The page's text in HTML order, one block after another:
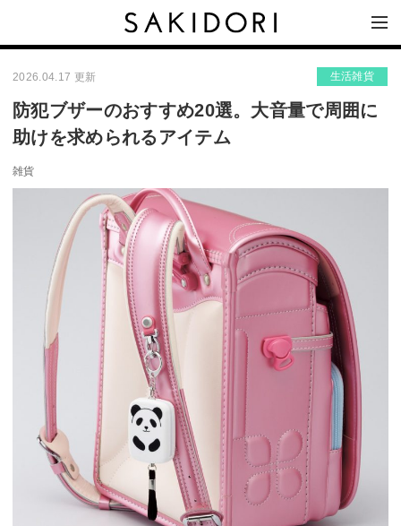
2026.04.17 更新 生活雑貨
防犯ブザーのおすすめ20選。大音量で周囲に
助けを求められるアイテム
雑貨